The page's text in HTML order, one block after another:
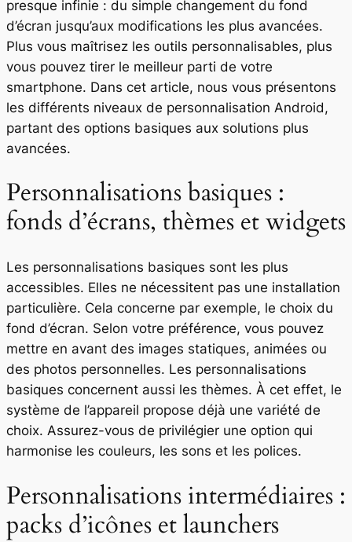
presque infinie : du simple changement du fond
d’écran jusqu’aux modifications les plus avancées.
Plus vous maîtrisez les outils personnalisables, plus
vous pouvez tirer le meilleur parti de votre
smartphone. Dans cet article, nous vous présentons
les différents niveaux de personnalisation Android,
partant des options basiques aux solutions plus
avancées.
Personnalisations basiques :
fonds d’écrans, thèmes et widgets
Les personnalisations basiques sont les plus
accessibles. Elles ne nécessitent pas une installation
particulière. Cela concerne par exemple, le choix du
fond d’écran. Selon votre préférence, vous pouvez
mettre en avant des images statiques, animées ou
des photos personnelles. Les personnalisations
basiques concernent aussi les thèmes. À cet effet, le
système de l’appareil propose déjà une variété de
choix. Assurez-vous de privilégier une option qui
harmonise les couleurs, les sons et les polices.
Personnalisations intermédiaires :
packs d’icônes et launchers